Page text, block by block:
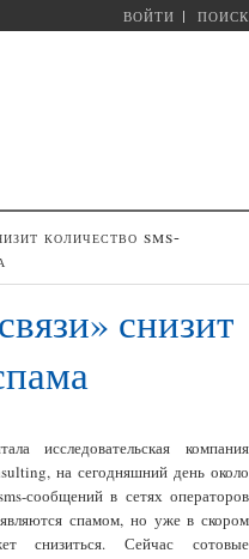
ВОЙТИ ПОИСК
количество sms-
снизит
исследовательская компания
на сегодняшний день около
сообщений в сетях операторов
спамом, но уже в скором
снизиться. Сейчас сотовые